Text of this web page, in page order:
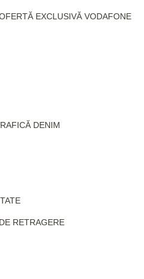
EXCLUSIVĂ VODAFONE
DENIM
RETRAGERE